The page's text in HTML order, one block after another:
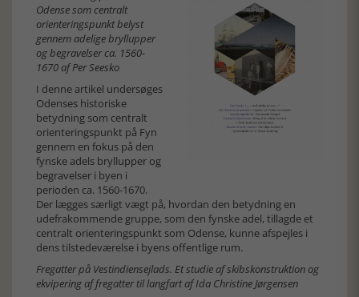
Odense som centralt
orienteringspunkt belyst
gennem adelige bryllupper
og begravelser ca. 1560-
1670 af Per Seesko
I denne artikel undersøges
Odenses historiske
betydning som centralt
orienteringspunkt på Fyn
gennem en fokus på den
fynske adels bryllupper og
begravelser i byen i
perioden ca. 1560-1670.
Der lægges særligt vægt på, hvordan den betydning en
udefrakommende gruppe, som den fynske adel, tillagde et
centralt orienteringspunkt som Odense, kunne afspejles i
dens tilstedeværelse i byens offentlige rum.
Fregatter på Vestindiensejlads. Et studie af skibskonstruktion og
ekvipering af fregatter til langfart af Ida Christine Jørgensen